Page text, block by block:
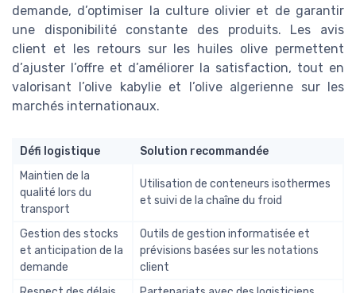
demande, d’optimiser la culture olivier et de garantir
une disponibilité constante des produits. Les avis
client et les retours sur les huiles olive permettent
d’ajuster l’offre et d’améliorer la satisfaction, tout en
valorisant l’olive kabylie et l’olive algerienne sur les
marchés internationaux.
Défi logistique
Solution recommandée
Maintien de la
qualité lors du
transport
Utilisation de conteneurs isothermes
et suivi de la chaîne du froid
Gestion des stocks
et anticipation de la
demande
Outils de gestion informatisée et
prévisions basées sur les notations
client